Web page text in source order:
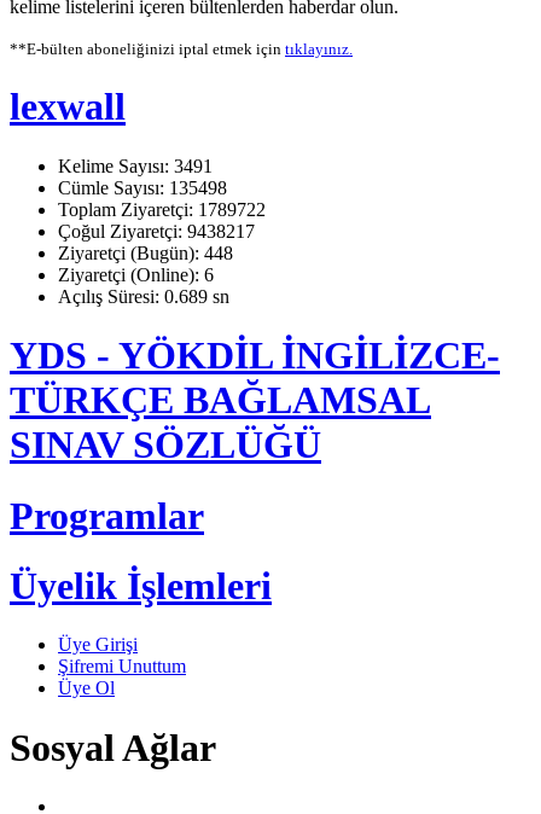
kelime listelerini içeren bültenlerden haberdar olun.
**E-bülten aboneliğinizi iptal etmek için tıklayınız.
lexwall
Kelime Sayısı: 3491
Cümle Sayısı: 135498
Toplam Ziyaretçi: 1789722
Çoğul Ziyaretçi: 9438217
Ziyaretçi (Bugün): 448
Ziyaretçi (Online): 6
Açılış Süresi: 0.689 sn
YDS - YÖKDİL İNGİLİZCE-
TÜRKÇE BAĞLAMSAL
SINAV SÖZLÜĞÜ
Programlar
Üyelik İşlemleri
Üye Girişi
Şifremi Unuttum
Üye Ol
Sosyal Ağlar